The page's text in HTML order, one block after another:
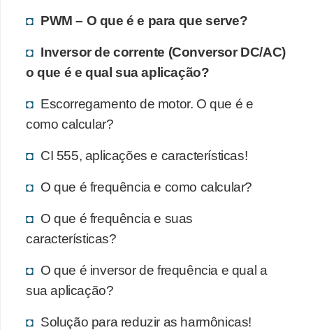
PWM – O que é e para que serve?
Inversor de corrente (Conversor DC/AC)
o que é e qual sua aplicação?
Escorregamento de motor. O que é e
como calcular?
CI 555, aplicações e características!
O que é frequência e como calcular?
O que é frequência e suas
características?
O que é inversor de frequência e qual a
sua aplicação?
Solução para reduzir as harmônicas!